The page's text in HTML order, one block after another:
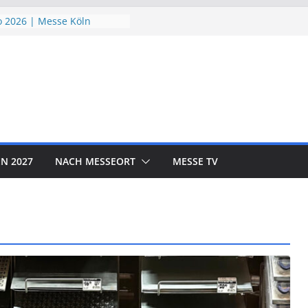
2026 | Messe Köln
EXPO 2026 | Messe
2027 NACH MESSEORT MESSE TV